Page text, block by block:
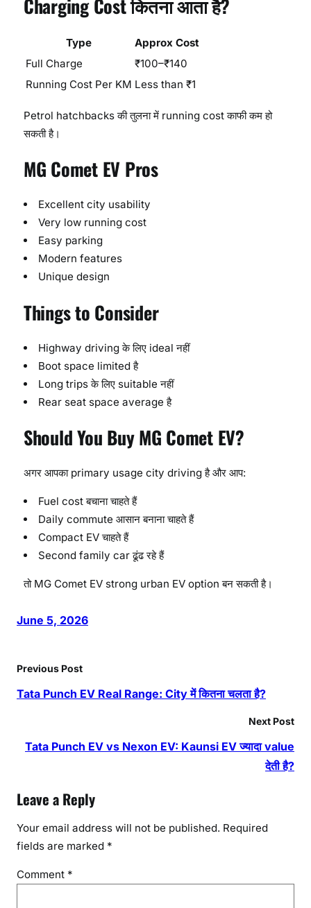
Charging Cost कितना आता है?
Type
Approx Cost
Full Charge
₹100–₹140
Running Cost Per KM Less than ₹1
Petrol hatchbacks की तुलना में running cost काफी कम हो
सकती है।
MG Comet EV Pros
Excellent city usability
Very low running cost
Easy parking
Modern features
Unique design
Things to Consider
Highway driving के लिए ideal नहीं
Boot space limited है
Long trips के लिए suitable नहीं
Rear seat space average है
Should You Buy MG Comet EV?
अगर आपका primary usage city driving है और आप:
Fuel cost बचाना चाहते हैं
Daily commute आसान बनाना चाहते हैं
Compact EV चाहते हैं
Second family car ढूंढ रहे हैं
तो MG Comet EV strong urban EV option बन सकती है।
June 5, 2026
Previous Post
Tata Punch EV Real Range: City में कितना चलता है?
Next Post
Tata Punch EV vs Nexon EV: Kaunsi EV ज्यादा value
देती है?
Leave a Reply
Your email address will not be published. Required
fields are marked *
Comment *